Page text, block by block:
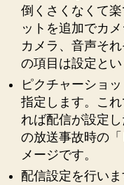
倒くさくなくて
ットを追加でカ
カメラ、音声そ
の項目は設定とい
ピクチャーショ
指定します。こ
れば配信が設定
の放送事故時の
メージです。
配信設定を行い